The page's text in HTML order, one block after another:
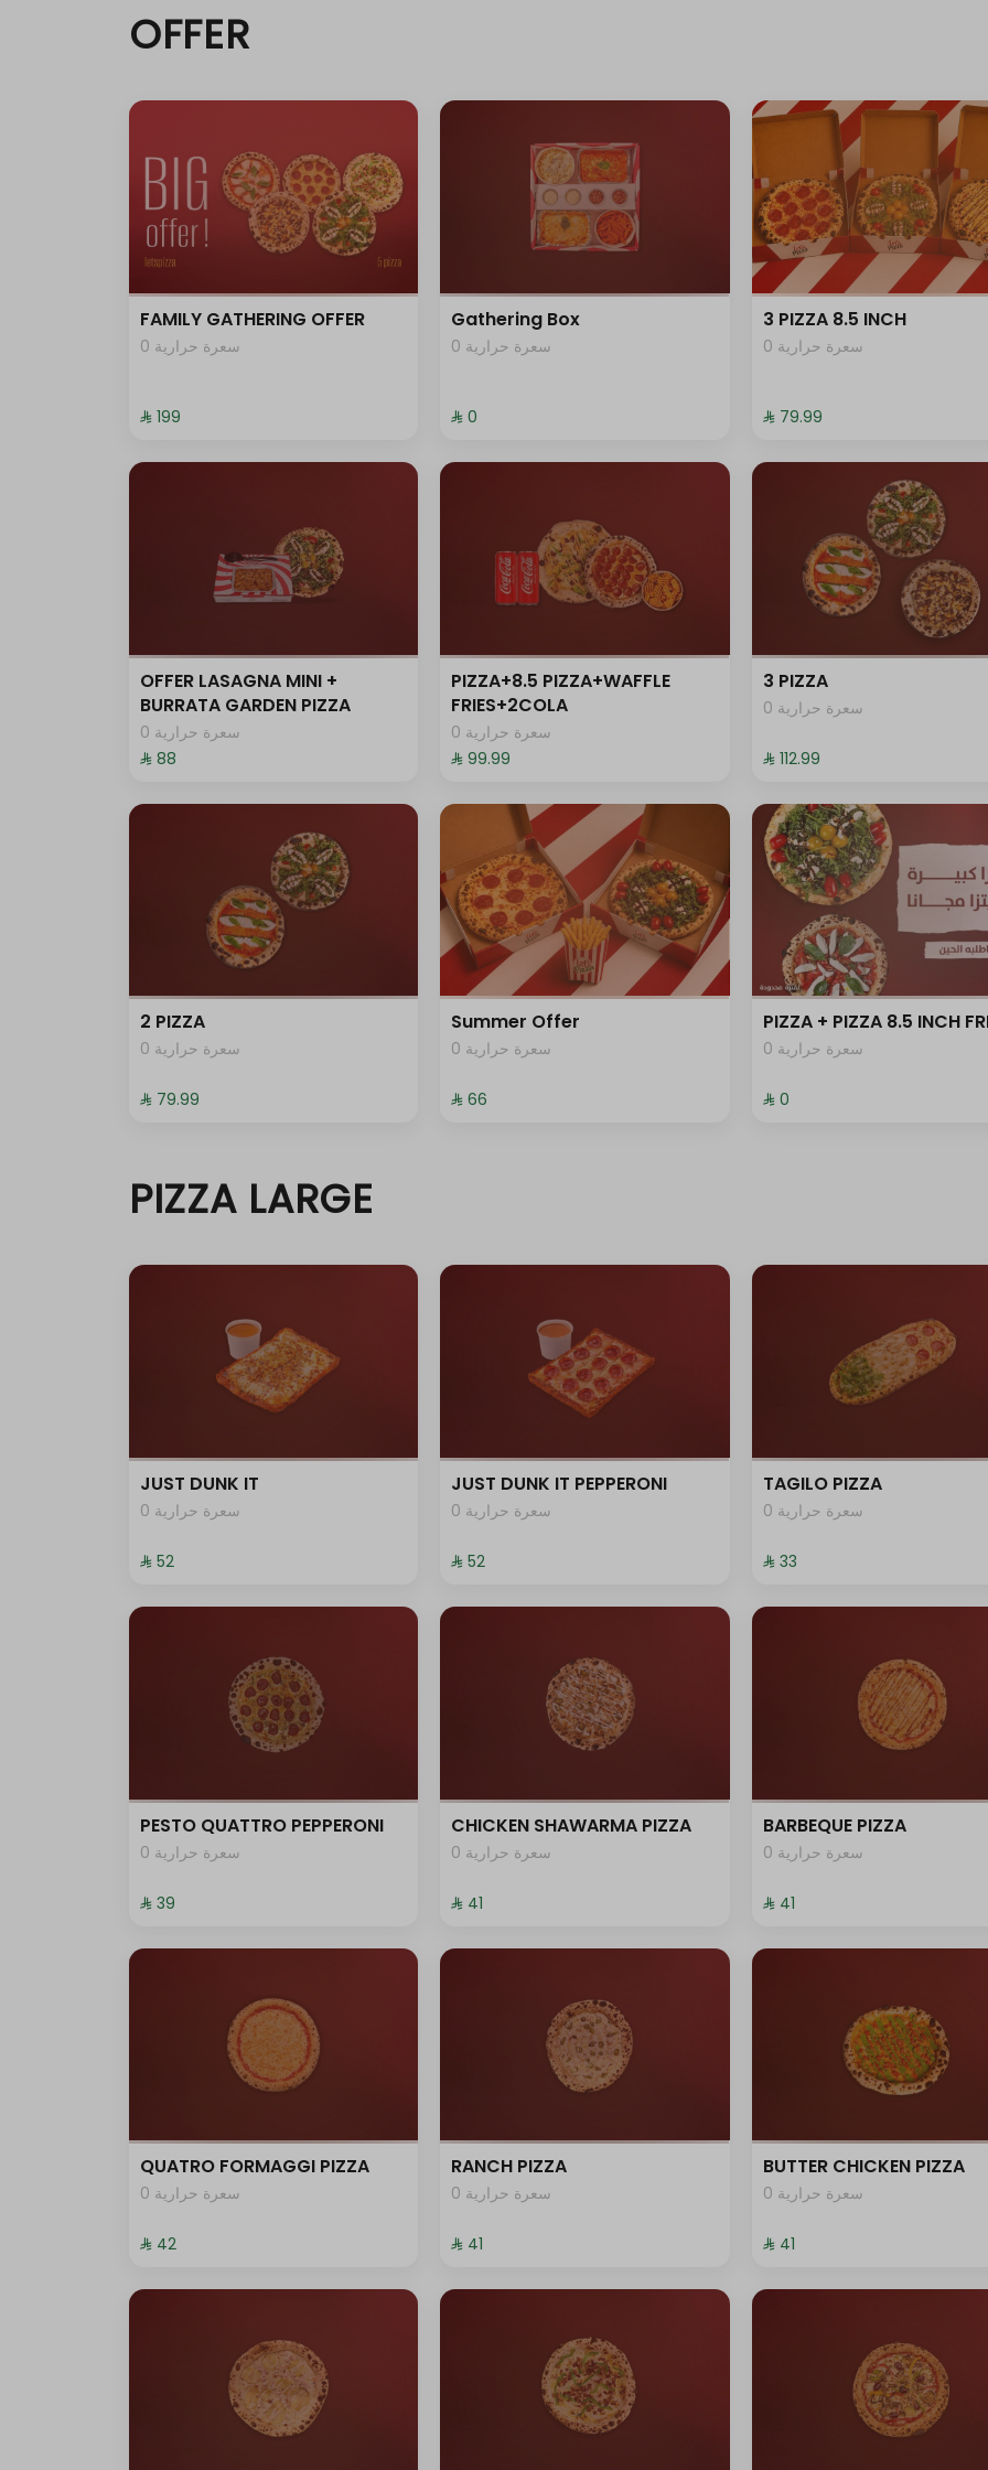
OFFER
FAMILY GATHERING OFFER
0 سعرة حرارية
⁨⁦‪‬ 199⁩
Gathering Box
0 سعرة حرارية
⁨⁦‪‬ 0⁩
3 PIZZA 8.5 INCH
0 سعرة حرارية
⁨⁦‪‬ 79.99⁩
OFFER LASAGNA MINI +
BURRATA GARDEN PIZZA
0 سعرة حرارية
⁨⁦‪‬ 88⁩
PIZZA+8.5 PIZZA+WAFFLE
FRIES+2COLA
0 سعرة حرارية
⁨⁦‪‬ 99.99⁩
3 PIZZA
0 سعرة حرارية
⁨⁦‪‬ 112.99⁩
2 PIZZA
0 سعرة حرارية
⁨⁦‪‬ 79.99⁩
Summer Offer
0 سعرة حرارية
⁨⁦‪‬ 66⁩
PIZZA + PIZZA 8.5 INCH
0 سعرة حرارية
⁨⁦‪‬ 0⁩
PIZZA LARGE
JUST DUNK IT
0 سعرة حرارية
⁨⁦‪‬ 52⁩
JUST DUNK IT PEPPERONI
0 سعرة حرارية
⁨⁦‪‬ 52⁩
TAGILO PIZZA
0 سعرة حرارية
⁨⁦‪‬ 33⁩
PESTO QUATTRO PEPPERONI
0 سعرة حرارية
⁨⁦‪‬ 39⁩
CHICKEN SHAWARMA PIZZA
0 سعرة حرارية
⁨⁦‪‬ 41⁩
BARBEQUE PIZZA
0 سعرة حرارية
⁨⁦‪‬ 41⁩
QUATRO FORMAGGI PIZZA
0 سعرة حرارية
⁨⁦‪‬ 42⁩
RANCH PIZZA
0 سعرة حرارية
⁨⁦‪‬ 41⁩
BUTTER CHICKEN PIZZA
0 سعرة حرارية
⁨⁦‪‬ 41⁩